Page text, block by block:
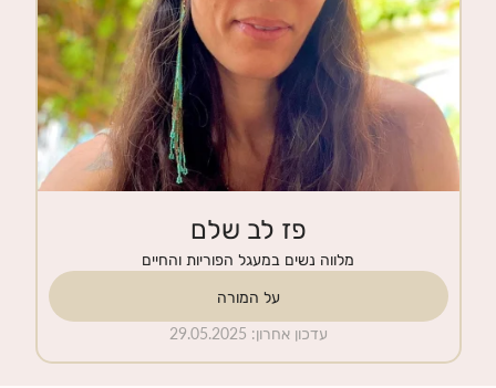
פז לב שלם
מלווה נשים במעגל הפוריות והחיים
על המורה
עדכון אחרון:
29.05.2025